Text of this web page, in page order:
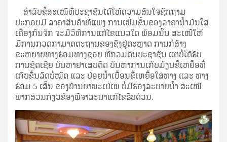
ສໍາລັບຂໍ້ສະເໜີທີ່ປະຊາຊົນໄດ້ໃຫ້ຄວາມສົນໃຈຊັກຖາມ
ປະກອບມີ ລາຄາສິນຄ້າທີ່ແພງ ການເພີ່ມຂຶ້ນຂອງລາຄານໍ້າມັນໃສ່
ເຄື່ອງກົນຈັກ ຈະມີວິທີການແກ້ໄຂແນວໃດ ພ້ອມນັ້ນ ສະເໜີໃຫ້
ມີການກວດກາມາດຕະຖານຂອງຊິງຢູ່ຕະຫຼາດ ການກໍ່ສ້າງ
ຂະຫຍາຍທາງຮ່ອມທາງຊອຍ ທີ່ກວມດິນປະຊາຊົນ ແຕ່ບໍ່ໄດ້ຮັບ
ການຊົດເຊີຍ ບັນຫາຢາເສບຕິດ ບັນຫາການເກັບມ້ຽນຂີ້ເຫຍື້ອທີ່
ເກັບຂຶ້ນລົດບໍ່ໝົດ ແລະ ປ່ອຍນໍ້າເປື້ອນຂີ້ເຫຍື້ອໃສ່ທາງ ແລະ ທາງ
ຮ່ອມ 5 ເສັ້ນ ຂອງບ້ານຍາພະເປ່ເພ ບໍ່ມີຮ່ອງລະບາຍນໍ້າ ສະເໜີ
ພາກສ່ວນກ່ຽວຂ້ອງພິຈາລະນາແກ້ໄຂຮີບດ່ວນ.